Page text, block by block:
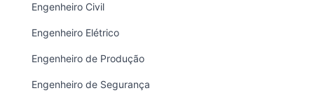
Engenheiro Civil
Engenheiro Elétrico
Engenheiro de Produção
Engenheiro de Segurança